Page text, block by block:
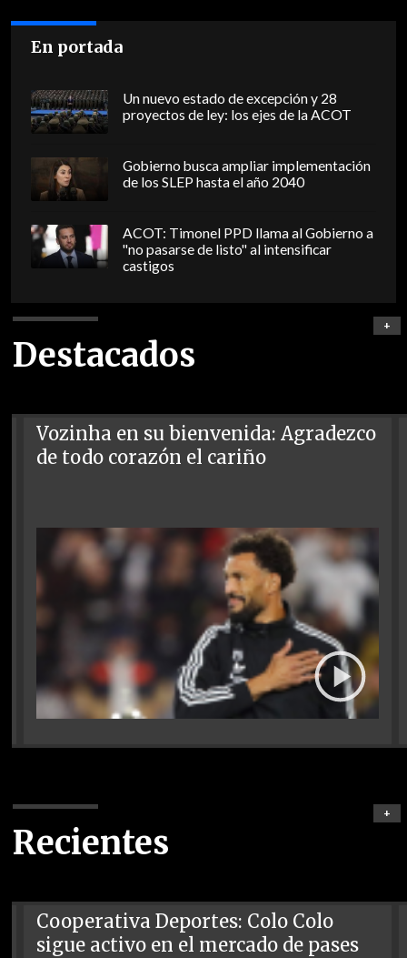
En portada
Un nuevo estado de excepción y 28
proyectos de ley: los ejes de la ACOT
Gobierno busca ampliar implementación
de los SLEP hasta el año 2040
ACOT: Timonel PPD llama al Gobierno a
"no pasarse de listo" al intensificar
castigos
Destacados
+
Vozinha en su bienvenida: Agradezco
de todo corazón el cariño
Recientes
+
Cooperativa Deportes: Colo Colo
sigue activo en el mercado de pases